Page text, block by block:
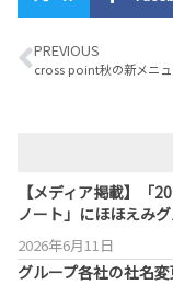
PREVIOUS
cross point秋の新メニ
【メディア掲載】「
ノート」にほほえみ
2026年6月11日
グループ各社の社名